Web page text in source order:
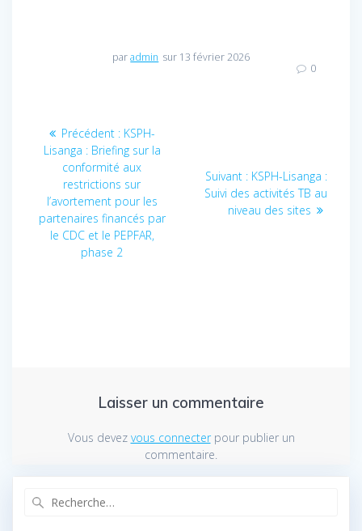
paradmin sur 13 février 2026
0
Navigation
l’article
Précédent : Article
précédent
:
KSPH-
Lisanga : Briefing sur la
conformité aux
restrictions sur
l’avortement pour les
partenaires financés par
le CDC et le PEPFAR,
phase 2
Suivant : Article
suivant
:
KSPH-Lisanga :
Suivi des activités TB au
niveau des sites
Laisser un commentaire
Vous devez vous connecterpour publier un
commentaire.